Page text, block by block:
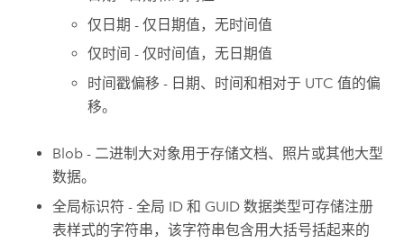
仅日期 - 仅日期值，无时间值
仅时间 - 仅时间值，无日期值
时间戳偏移 - 日期、时间和相对于 UTC 值的偏
移。
Blob - 二进制大对象用于存储文档、照片或其他大型
数据。
全局标识符 - 全局 ID 和 GUID 数据类型可存储注册
表样式的字符串，该字符串包含用大括号括起来的